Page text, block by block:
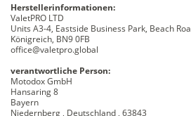
Herstellerinformationen:
ValetPRO LTD
Units A3-4, Eastside Business Park, Beach
Königreich, BN9 0FB
office@valetpro.global
verantwortliche Person:
Motodox GmbH
Hansaring 8
Bayern
Niedernberg , Deutschland , 63843